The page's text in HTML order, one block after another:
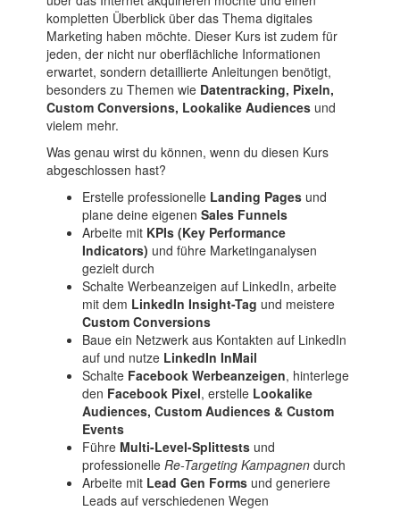
kompletten Überblick über das Thema digitales
Marketing haben möchte. Dieser Kurs ist zudem für
jeden, der nicht nur oberflächliche Informationen
erwartet, sondern detaillierte Anleitungen benötigt,
besonders zu Themen wie Datentracking, Pixeln,
Custom Conversions, Lookalike Audiences und
vielem mehr.
Was genau wirst du können, wenn du diesen Kurs
abgeschlossen hast?
Erstelle professionelle Landing Pages und
plane deine eigenenSales Funnels
Arbeite mit KPIs (Key Performance
Indicators) und führe Marketinganalysen
gezielt durch
Schalte Werbeanzeigen auf LinkedIn, arbeite
mit dem LinkedIn Insight-Tag und meistere
Custom Conversions
Baue ein Netzwerk aus Kontakten auf LinkedIn
auf und nutze LinkedIn InMail
Schalte Facebook Werbeanzeigen, hinterlege
den Facebook Pixel, erstelle Lookalike
Audiences, Custom Audiences & Custom
Events
Führe Multi-Level-Splittests und
professionelleRe-Targeting Kampagnen durch
Arbeite mit Lead Gen Forms und generiere
Leads auf verschiedenen Wegen